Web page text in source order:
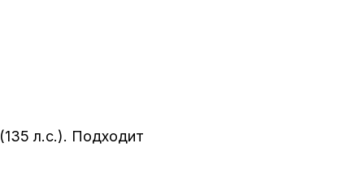
л.с.). Подходит